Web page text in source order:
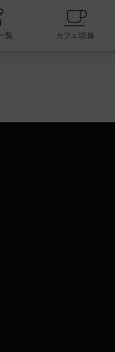
掲示板一覧